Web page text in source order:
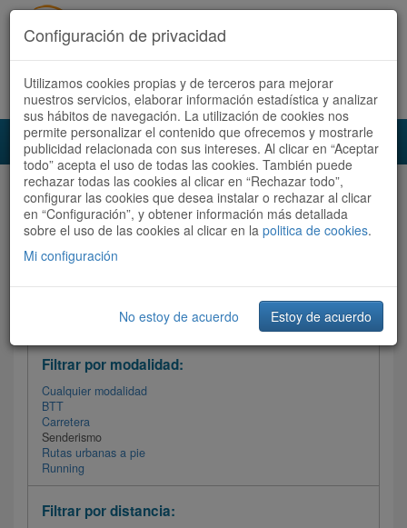
Acceder Registrate ahora Español | Català
Audioruta Todas las rutas
Todas las rutas Ordenar por:Más recientes
Filtrar las rutas
Filtrar por modalidad:
Cualquier modalidad
BTT
Carretera
Senderismo
Rutas urbanas a pie
Running
Filtrar por distancia:
Configuración de privacidad
Utilizamos cookies propias y de terceros para mejorar
nuestros servicios, elaborar información estadística y analizar
sus hábitos de navegación. La utilización de cookies nos
permite personalizar el contenido que ofrecemos y mostrarle
publicidad relacionada con sus intereses. Al clicar en “Aceptar
todo” acepta el uso de todas las cookies. También puede
rechazar todas las cookies al clicar en “Rechazar todo”,
configurar las cookies que desea instalar o rechazar al clicar
en “Configuración”, y obtener información más detallada
sobre el uso de las cookies al clicar en la politica de cookies.
Mi configuración
No estoy de acuerdo Estoy de acuerdo